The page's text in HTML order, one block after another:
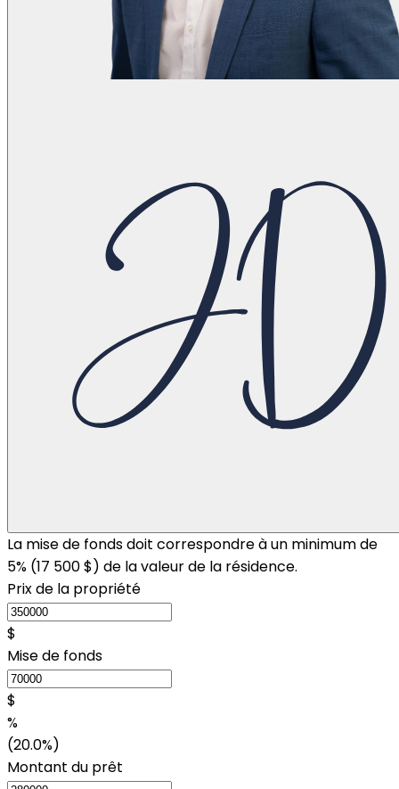
La mise de fonds doit correspondre à un minimum de
5% (17 500 $) de la valeur de la résidence.
Prix de la propriété
$
Mise de fonds
$
%
(20.0%)
Montant du prêt